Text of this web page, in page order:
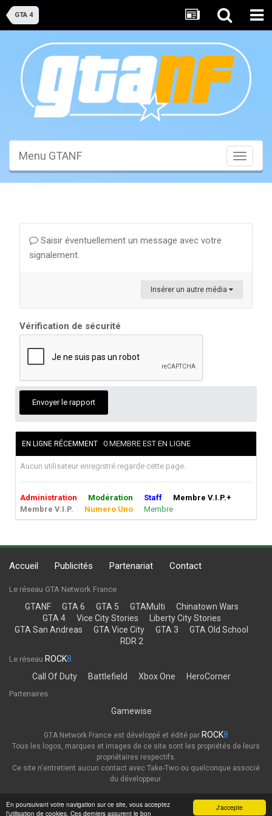
J'accepte
En poursuivant votre navigation sur ce site, vous acceptez
l’utilisation de cookies. Ces derniers assurent le bon
GTA 4
Toggle
Menu GTANF
Saisir éventuellement un message avec votre
signalement.
Insérer un autre média
Vérification de sécurité
Envoyer le rapport
EN LIGNE RÉCEMMENT 0 MEMBRE EST EN LIGNE
Aucun utilisateur enregistré regarde cette page.
Administration Modération Staff
Membre V.I.P.+
Membre V.I.P.
Numero Uno Membre
Accueil Publicités Partenariat Contact
Le réseau GTA Network France
GTANF GTA 6 GTA 5 GTAMulti
Chinatown Wars
GTA 4
Vice City Stories
Liberty City Stories
GTA San Andreas
GTA Vice City GTA 3
GTA Old School
RDR 2
Le réseau ROCK8
Call Of Duty
Battlefield Xbox One HeroCorner
Partenaires
Gamewise
GTA Network France est développé et édité par ROCK8
Tous les logos, marques et images de ce site sont les propriétés de leurs
propriétaires respectifs.
Ce site n'entretient aucun contact avec Take-Two ou quelconque associé
du développeur.
Thème Politique de confidentialité